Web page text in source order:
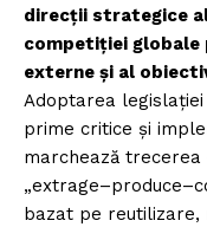
direcții strategice
competiției globale
externe și al
Adoptarea
prime critice și
marchează
bazat pe